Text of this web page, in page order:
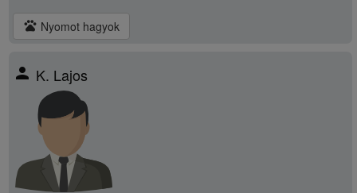
pets Nyomot hagyok
person K. Lajos